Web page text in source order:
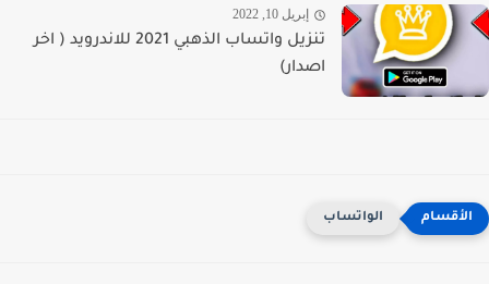
إبريل 10, 2022
تنزيل واتساب الذهبي 2021 للاندرويد ( اخر
اصدار)
الواتساب